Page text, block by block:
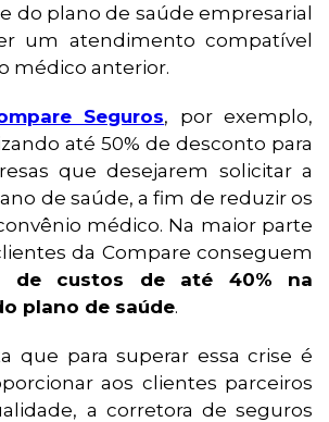
do plano de saúde empresarial
um atendimento compatível
médico anterior.
Seguros, por exemplo,
até 50% de desconto para
que desejarem solicitar a
de saúde, a fim de reduzir os
médico. Na maior parte
da Compare conseguem
de custos de até 40% na
plano de saúde.
que para superar essa crise é
aos clientes parceiros
a corretora de seguros